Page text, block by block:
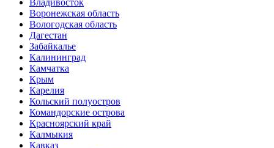
Владивосток
Воронежская область
Вологодская область
Дагестан
Забайкалье
Калининград
Камчатка
Крым
Карелия
Кольский полуостров
Командорские острова
Красноярский край
Калмыкия
Кавказ